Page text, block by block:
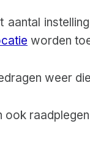
aantal
worden
weer
ook